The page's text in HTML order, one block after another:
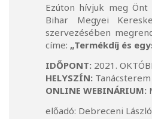
Ezúton hívjuk meg Önt
Bihar Megyei
szervezésében
címe: „Termékdíj és
IDŐPONT: 2021.
HELYSZÍN:
ONLINE WEBINÁRIUM:
előadó: Debreceni